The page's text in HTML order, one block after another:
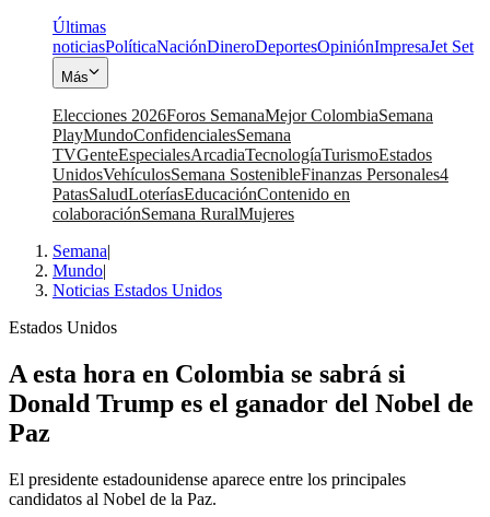
Últimas
noticiasPolíticaNaciónDineroDeportesOpiniónImpresaJet Set
Más
Elecciones 2026Foros SemanaMejor ColombiaSemana
PlayMundoConfidencialesSemana
TVGenteEspecialesArcadiaTecnologíaTurismoEstados
UnidosVehículosSemana SostenibleFinanzas Personales4
PatasSaludLoteríasEducaciónContenido en
colaboraciónSemana RuralMujeres
Semana|
Mundo|
Noticias Estados Unidos
Estados Unidos
A esta hora en Colombia se sabrá si
Donald Trump es el ganador del Nobel de
Paz
El presidente estadounidense aparece entre los principales
candidatos al Nobel de la Paz.